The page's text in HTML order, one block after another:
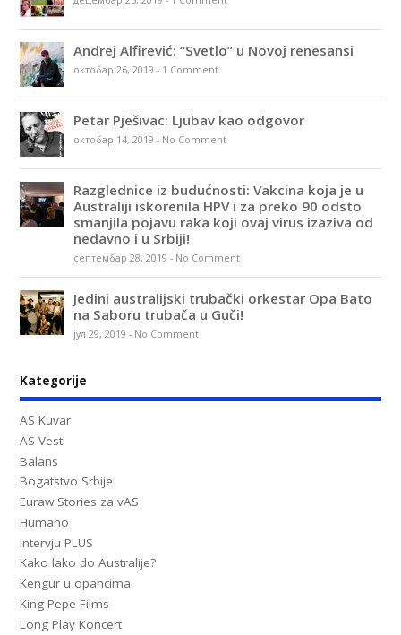
Andrej Alfirević: “Svetlo” u Novoj renesansi
октобар 26, 2019 - 1 Comment
Petar Pješivac: Ljubav kao odgovor
октобар 14, 2019 - No Comment
Razglednice iz budućnosti: Vakcina koja je u
Australiji iskorenila HPV i za preko 90 odsto
smanjila pojavu raka koji ovaj virus izaziva od
nedavno i u Srbiji!
септембар 28, 2019 - No Comment
Jedini australijski trubački orkestar Opa Bato
na Saboru trubača u Guči!
јул 29, 2019 - No Comment
Kategorije
AS Kuvar
AS Vesti
Balans
Bogatstvo Srbije
Euraw Stories za vAS
Humano
Intervju PLUS
Kako lako do Australije?
Kengur u opancima
King Pepe Films
Long Play Koncert